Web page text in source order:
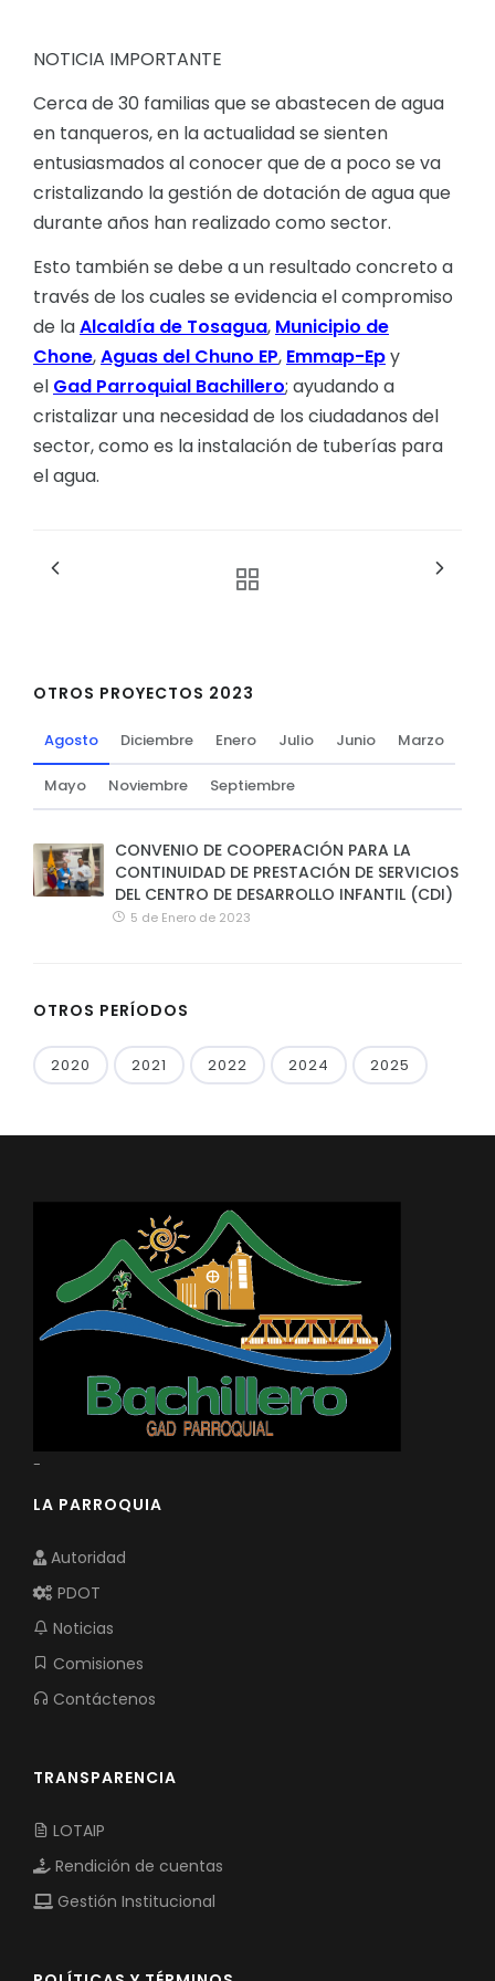
NOTICIA IMPORTANTE
Cerca de 30 familias que se abastecen de agua
en tanqueros, en la actualidad se sienten
entusiasmados al conocer que de a poco se va
cristalizando la gestión de dotación de agua que
durante años han realizado como sector.
Esto también se debe a un resultado concreto a
través de los cuales se evidencia el compromiso
de laAlcaldía de Tosagua, Municipio de
Chone,Aguas del Chuno EP, Emmap-Epy
el Gad Parroquial Bachillero; ayudando a
cristalizar una necesidad de los ciudadanos del
sector, como es la instalación de tuberías para
el agua.
OTROS PROYECTOS 2023
Agosto Diciembre Enero Julio Junio Marzo
Mayo Noviembre Septiembre
CONVENIO DE COOPERACIÓN PARA LA
CONTINUIDAD DE PRESTACIÓN DE SERVICIOS
DEL CENTRO DE DESARROLLO INFANTIL (CDI)
5 de Enero de 2023
OTROS PERÍODOS
2020 2021 2022 2024 2025
-
LA PARROQUIA
Autoridad
PDOT
Noticias
Comisiones
Contáctenos
TRANSPARENCIA
LOTAIP
Rendición de cuentas
Gestión Institucional